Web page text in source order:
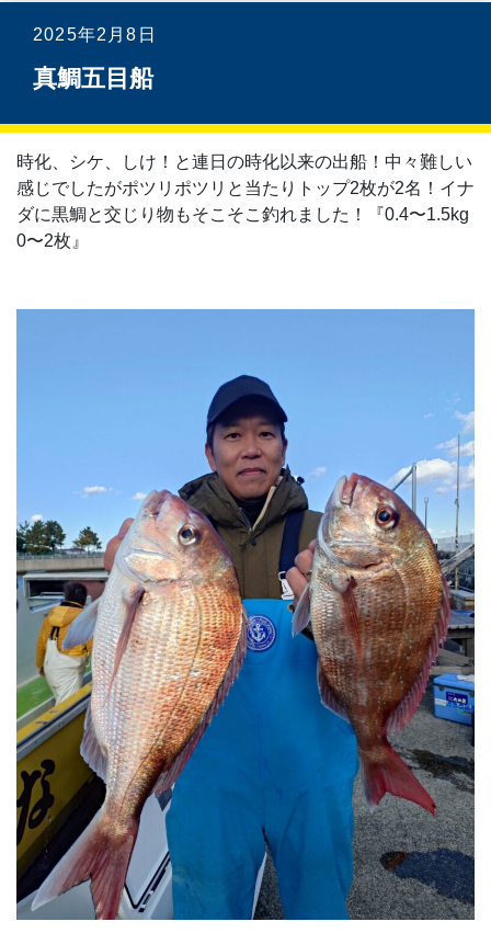
2025年2月8日
真鯛五目船
時化、シケ、しけ！と連日の時化以来の出船！中々難しい
感じでしたがポツリポツリと当たりトップ2枚が2名！イナ
ダに黒鯛と交じり物もそこそこ釣れました！『0.4〜1.5kg
0〜2枚』